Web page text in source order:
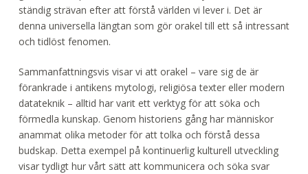
ständig strävan efter att förstå världen vi lever i. Det är
denna universella längtan som gör orakel till ett så intressant
och tidlöst fenomen.
Sammanfattningsvis visar vi att orakel – vare sig de är
förankrade i antikens mytologi, religiösa texter eller modern
datateknik – alltid har varit ett verktyg för att söka och
förmedla kunskap. Genom historiens gång har människor
anammat olika metoder för att tolka och förstå dessa
budskap. Detta exempel på kontinuerlig kulturell utveckling
visar tydligt hur vårt sätt att kommunicera och söka svar